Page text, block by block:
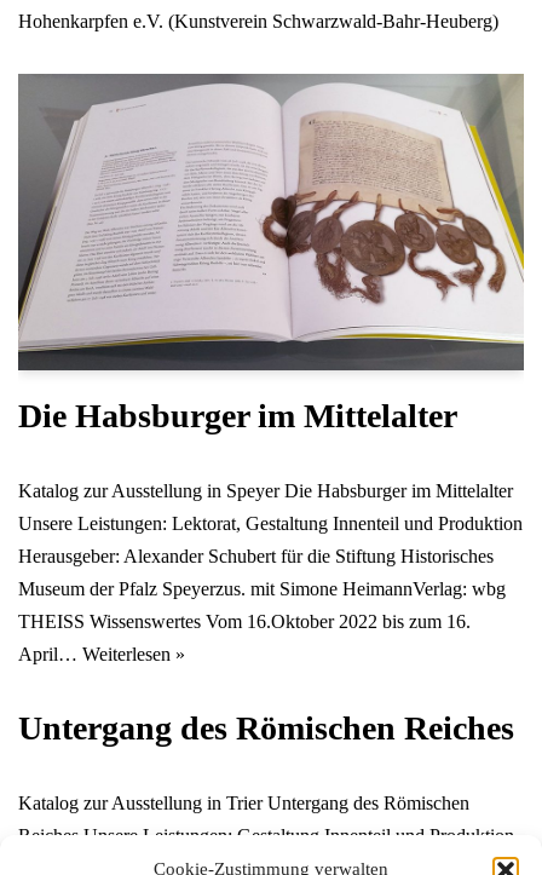
Cookie-Zustimmung verwalten
Hohenkarpfen e.V. (Kunstverein Schwarzwald-Bahr-Heuberg)
Die Habsburger im Mittelalter
Katalog zur Ausstellung in Speyer Die Habsburger im Mittelalter
Unsere Leistungen: Lektorat, Gestaltung Innenteil und Produktion
Herausgeber: Alexander Schubert für die Stiftung Historisches
Museum der Pfalz Speyerzus. mit Simone HeimannVerlag: wbg
THEISS Wissenswertes Vom 16.Oktober 2022 bis zum 16.
April… Weiterlesen »
Untergang des Römischen Reiches
Katalog zur Ausstellung in Trier Untergang des Römischen
Reiches Unsere Leistungen: Gestaltung Innenteil und Produktion
Herausgeber: Generaldirektion Kulturelles Erbe Rheinland-